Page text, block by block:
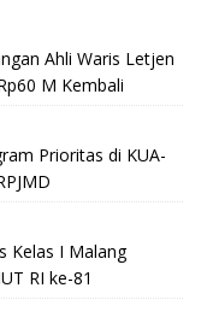
Ahli Waris Letjen
M Kembali
Prioritas di KUA-
Kelas I Malang
RI ke-81